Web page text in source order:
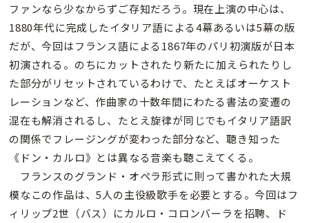
ファンなら少なからずご存知だろう。現在上演の中心は、
1880年代に完成したイタリア語による4幕あるいは5幕の版
だが、今回はフランス語による1867年のパリ初演版が日本
初演される。のちにカットされたり新たに加えられたりし
た部分がリセットされているわけで、たとえばオーケスト
レーションなど、作曲家の十数年間にわたる書法の変遷の
混在も解消されるし、たとえ旋律が同じでもイタリア語訳
の関係でフレージングが変わった部分など、聴き知った
《ドン・カルロ》とは異なる音楽も聴こえてくる。
フランスのグランド・オペラ形式に則って書かれた大規
模なこの作品は、5人の主役級歌手を必要とする。今回はフ
ィリップ2世（バス）にカルロ・コロンバーラを招聘、ド